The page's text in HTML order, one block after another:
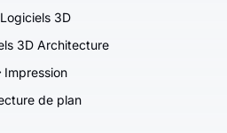
3D
3D Architecture
Impression
de plan